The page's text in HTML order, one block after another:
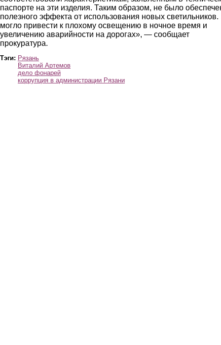
паспорте на эти изделия. Таким образом, не было
полезного эффекта от использования новых светильников.
могло привести к плохому освещению в ночное время и
увеличению аварийности на дорогах», — сообщает
прокуратура.
Тэги: Рязань
Виталий Артемов
дело фонарей
коррупция в администрации Рязани